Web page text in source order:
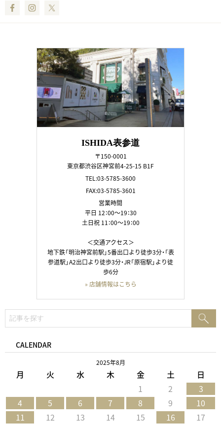
FacebookInstagram
ISHIDA表参道
〒150-0001
東京都渋谷区神宮前4-25-15 B1F
TEL:03-5785-3600
FAX:03-5785-3601
営業時間
平日 12：00～19：30
土日祝 11：00～19：00
＜交通アクセス＞
地下鉄「明治神宮前駅」5番出口より徒歩3分・「表
参道駅」A2出口より徒歩3分・JR「原宿駅」より徒
歩6分
» 店舗情報はこちら
索:
CALENDAR
2025年8月
月 火 水 木 金 土 日
1 2
3
4
5 6 7 8 9
10
11
12 13 14 15 16
17